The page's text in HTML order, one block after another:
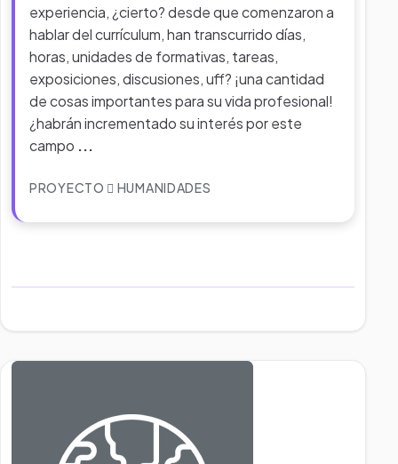
experiencia, ¿cierto? desde que comenzaron a
hablar del currículum, han transcurrido días,
horas, unidades de formativas, tareas,
exposiciones, discusiones, uff? ¡una cantidad
de cosas importantes para su vida profesional!
¿habrán incrementado su interés por este
campo ...
PROYECTO HUMANIDADES